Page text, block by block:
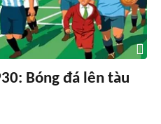
Bóng đá lên tàu